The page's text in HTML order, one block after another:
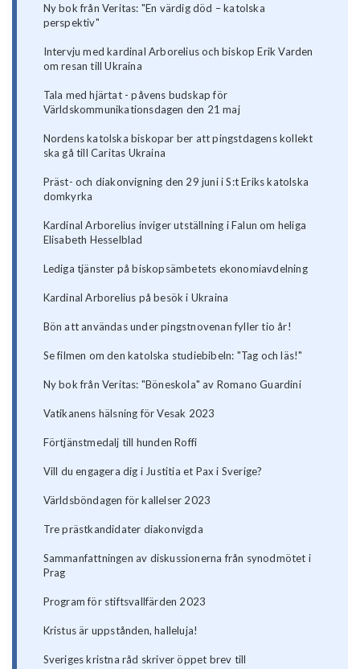
Ny bok från Veritas: "En värdig död – katolska
perspektiv"
Intervju med kardinal Arborelius och biskop Erik Varden
om resan till Ukraina
Tala med hjärtat - påvens budskap för
Världskommunikationsdagen den 21 maj
Nordens katolska biskopar ber att pingstdagens kollekt
ska gå till Caritas Ukraina
Präst- och diakonvigning den 29 juni i S:t Eriks katolska
domkyrka
Kardinal Arborelius inviger utställning i Falun om heliga
Elisabeth Hesselblad
Lediga tjänster på biskopsämbetets ekonomiavdelning
Kardinal Arborelius på besök i Ukraina
Bön att användas under pingstnovenan fyller tio år!
Se filmen om den katolska studiebibeln: "Tag och läs!"
Ny bok från Veritas: "Böneskola" av Romano Guardini
Vatikanens hälsning för Vesak 2023
Förtjänstmedalj till hunden Roffi
Vill du engagera dig i Justitia et Pax i Sverige?
Världsböndagen för kallelser 2023
Tre prästkandidater diakonvigda
Sammanfattningen av diskussionerna från synodmötet i
Prag
Program för stiftsvallfärden 2023
Kristus är uppstånden, halleluja!
Sveriges kristna råd skriver öppet brev till